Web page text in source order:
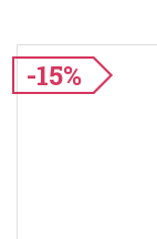
-15%